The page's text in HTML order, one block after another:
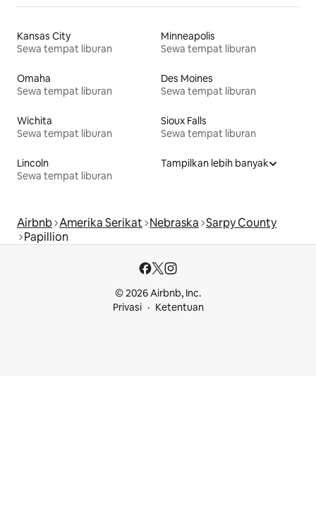
Kansas City
Sewa tempat liburan
Minneapolis
Sewa tempat liburan
Omaha
Sewa tempat liburan
Des Moines
Sewa tempat liburan
Wichita
Sewa tempat liburan
Sioux Falls
Sewa tempat liburan
Lincoln
Sewa tempat liburan
Tampilkan lebih banyak
Airbnb Amerika Serikat Nebraska Sarpy County
Papillion
© 2026 Airbnb, Inc.
Privasi
Ketentuan